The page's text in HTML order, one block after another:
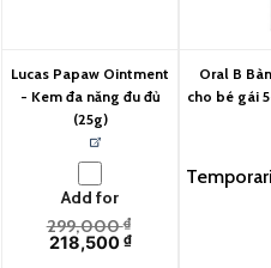
Lucas Papaw Ointment
- Kem đa năng đu đủ
(25g)
Add for
299,000₫
218,500₫
Oral B
cho bé gái